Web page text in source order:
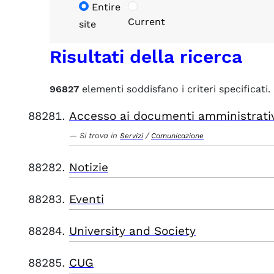
Entire
site
Current
Risultati della ricerca
96827 elementi soddisfano i criteri specificati.
Accesso ai documenti
Si trova in Servizi / Comunicazione
Notizie
Eventi
University and Society
CUG